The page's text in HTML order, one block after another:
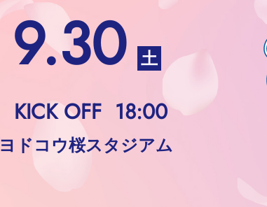
9.30 土
KICK OFF 18:00
ヨドコウ桜スタジアム